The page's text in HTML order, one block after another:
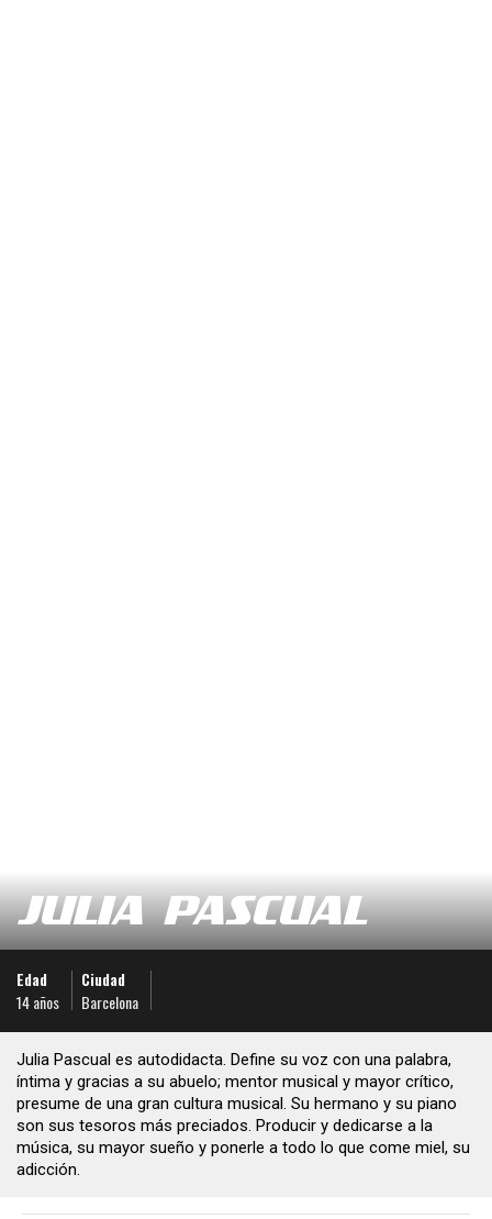
JULIA PASCUAL
Edad
14 años
Ciudad
Barcelona
Julia Pascual es autodidacta. Define su voz con una palabra,
íntima y gracias a su abuelo; mentor musical y mayor crítico,
presume de una gran cultura musical. Su hermano y su piano
son sus tesoros más preciados. Producir y dedicarse a la
música, su mayor sueño y ponerle a todo lo que come miel, su
adicción.